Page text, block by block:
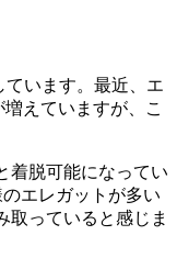
います。最近、エ
えていますが、こ
着脱可能になってい
エレガットが多い
取っていると感じま